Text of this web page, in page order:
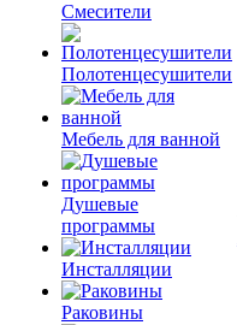
Смесители
Полотенцесушители
Мебель для ванной
Душевые
программы
Инсталляции
Раковины